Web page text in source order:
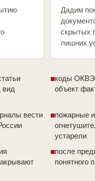
Дадим
скрытых
лишних
вид
коды
объект
вести
пожарные
устарели
после
понятного